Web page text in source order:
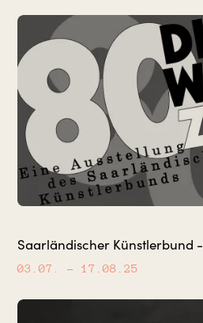
Saarländischer Künstlerbund -
03.07. – 17.08.25